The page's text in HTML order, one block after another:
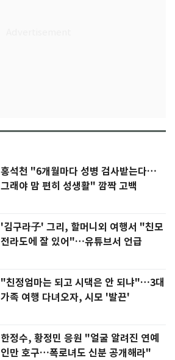
홍석천 "6개월마다 성병 검사받는다…
그래야 맘 편히 성생활" 깜짝 고백
'김구라子' 그리, 할머니외 여행서 "친모
전라도에 잘 있어"…유튜브서 언급
"친정엄마는 되고 시댁은 안 되냐"…3대
가족 여행 다녀오자, 시모 '발끈'
한정수, 황정민 응원 "얼굴 알려진 연예
인만 호구…폭로녀도 신분 공개해라"